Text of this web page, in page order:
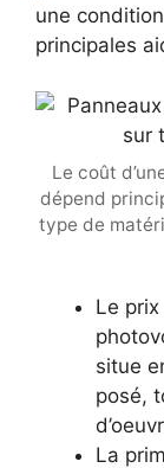
une
principales
Le coût
dépend
type de
Le prix
situe
posé,
La